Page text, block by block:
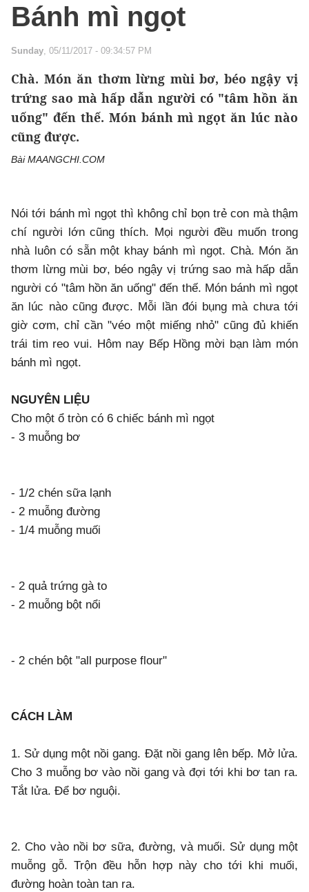
Bánh mì ngọt
Sunday, 05/11/2017 - 09:34:57 PM
Chà. Món ăn thơm lừng mùi bơ, béo ngậy vị
trứng sao mà hấp dẫn người có "tâm hồn ăn
uống" đến thế. Món bánh mì ngọt ăn lúc nào
cũng được.
Bài MAANGCHI.COM
Nói tới bánh mì ngọt thì không chỉ bọn trẻ con mà thậm
chí người lớn cũng thích. Mọi người đều muốn trong
nhà luôn có sẵn một khay bánh mì ngọt. Chà. Món ăn
thơm lừng mùi bơ, béo ngậy vị trứng sao mà hấp dẫn
người có "tâm hồn ăn uống" đến thế. Món bánh mì ngọt
ăn lúc nào cũng được. Mỗi lần đói bụng mà chưa tới
giờ cơm, chỉ cần "véo một miếng nhỏ" cũng đủ khiến
trái tim reo vui. Hôm nay Bếp Hồng mời bạn làm món
bánh mì ngọt.
NGUYÊN LIỆU
Cho một ổ tròn có 6 chiếc bánh mì ngọt
- 3 muỗng bơ
- 1/2 chén sữa lạnh
- 2 muỗng đường
- 1/4 muỗng muối
- 2 quả trứng gà to
- 2 muỗng bột nổi
- 2 chén bột "all purpose flour"
CÁCH LÀM
1. Sử dụng một nồi gang. Đặt nồi gang lên bếp. Mở lửa.
Cho 3 muỗng bơ vào nồi gang và đợi tới khi bơ tan ra.
Tắt lửa. Để bơ nguội.
2. Cho vào nồi bơ sữa, đường, và muối. Sử dụng một
muỗng gỗ. Trộn đều hỗn hợp này cho tới khi muối,
đường hoàn toàn tan ra.